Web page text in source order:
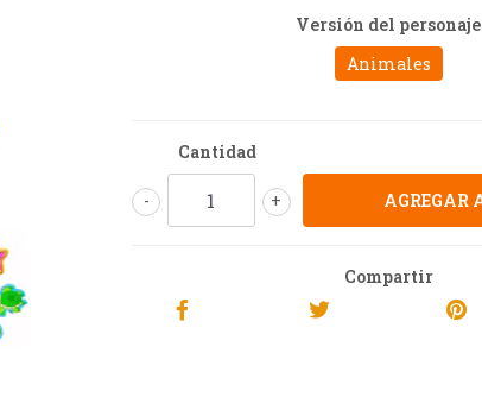
Versión del personaje
Animales
Cantidad
+
-
Compartir